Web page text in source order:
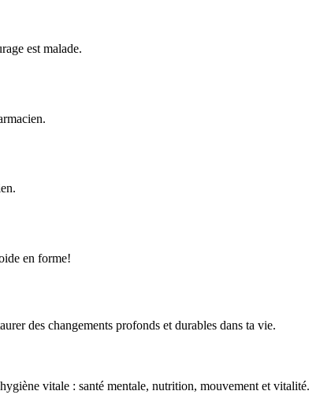
est malade.
en forme!
des changements profonds et durables dans ta vie.
vitale : santé mentale, nutrition, mouvement et vitalité.